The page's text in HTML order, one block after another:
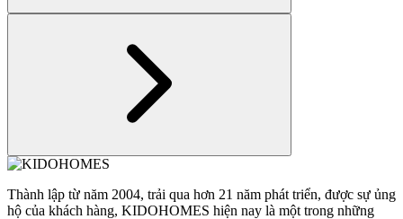
Thành lập từ năm 2004, trải qua hơn 21 năm phát triển, được sự ủng
hộ của khách hàng, KIDOHOMES hiện nay là một trong những